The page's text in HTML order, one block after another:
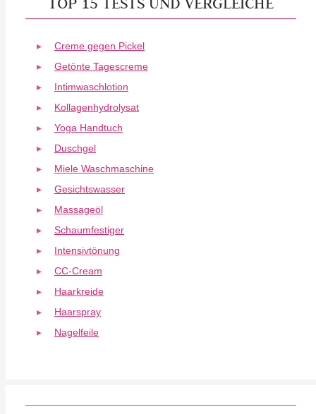
Creme gegen Pickel
Getönte Tagescreme
Intimwaschlotion
Kollagenhydrolysat
Yoga Handtuch
Duschgel
Miele Waschmaschine
Gesichtswasser
Massageöl
Schaumfestiger
Intensivtönung
CC-Cream
Haarkreide
Haarspray
Nagelfeile